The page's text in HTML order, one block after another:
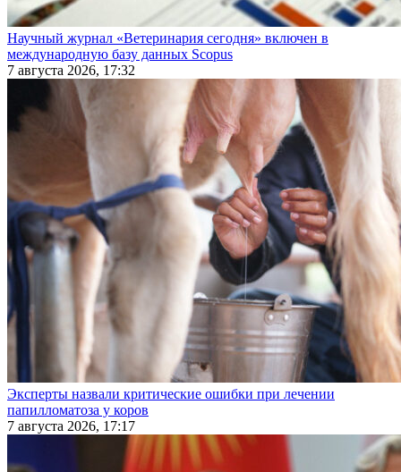
Научный журнал «Ветеринария сегодня» включен в
международную базу данных Scopus
7 августа 2026, 17:32
Эксперты назвали критические ошибки при лечении
папилломатоза у коров
7 августа 2026, 17:17